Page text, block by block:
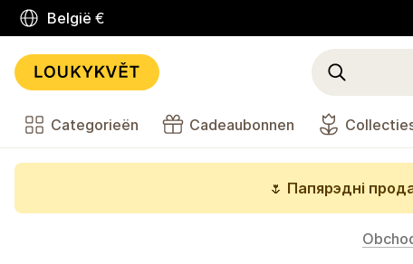
België €
Categorieën Cadeaubonnen
🌷 Папярэдні